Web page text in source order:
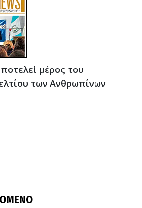
μέρος του
των Ανθρωπίνων